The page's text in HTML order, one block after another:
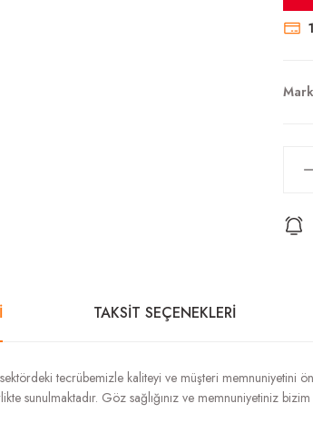
TAKSİT SEÇENEKLERİ
tecrübemizle kaliteyi ve müşteri memnuniyetini
sunulmaktadır. Göz sağlığınız ve memnuniyetiniz